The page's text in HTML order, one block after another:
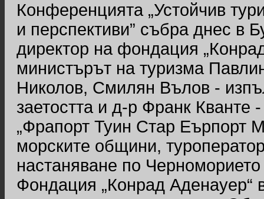
Конференцията „Устойчив
и перспективи” събра днес в
директор на фондация
министърът на туризма
Николов, Смилян Вълов -
заетостта и д-р Франк Кванте
„Фрапорт Туин Стар Еърпорт
морските общини,
настаняване по
Фондация „Конрад Аденауер“